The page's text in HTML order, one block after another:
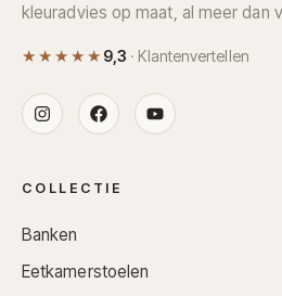
kleuradvies op maat, al meer dan
★★★★★ 9,3 · Klantenvertellen
COLLECTIE
Banken
Eetkamerstoelen